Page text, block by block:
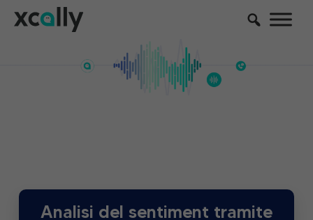
Analisi del sentiment tramite